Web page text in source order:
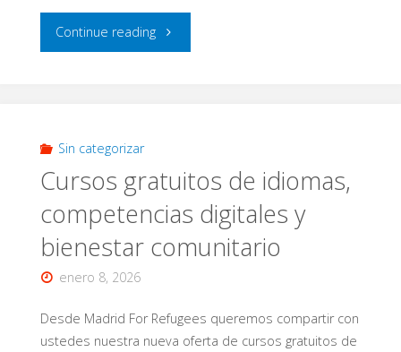
Continue reading"De
Palacio:
Reconocido
alto
Sin categorizar
Cursos gratuitos de idiomas,
competencias digitales y
bienestar comunitario
enero 8, 2026
Desde Madrid For Refugees queremos compartir con
ustedes nuestra nueva oferta de cursos gratuitos de